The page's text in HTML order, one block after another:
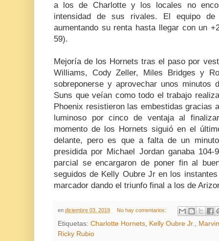
a los de Charlotte y los locales no
intensidad de sus rivales. El equipo de
aumentando su renta hasta llegar con un
59).
Mejoría de los Hornets tras el paso por
Williams, Cody Zeller, Miles Bridges y
sobreponerse y aprovechar unos minutos
Suns que veían como todo el trabajo
Phoenix resistieron las embestidas gracias
luminoso por cinco de ventaja al
momento de los Hornets siguió en el
delante, pero es que a falta de un
presidida por Michael Jordan ganaba
parcial se encargaron de poner fin al
seguidos de Kelly Oubre Jr en los
marcador dando el triunfo final a los de
en diciembre 03, 2019 No hay comentarios:
Etiquetas: Charlotte Hornets Kelly Oubre Jr.
Ricky Rubio